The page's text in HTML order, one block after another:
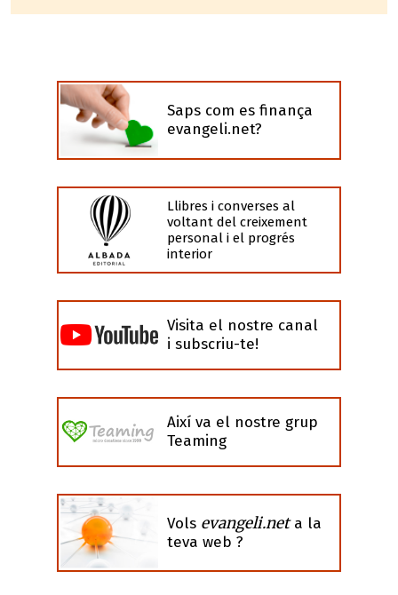
Saps com es finança
evangeli.net?
Llibres i converses al
voltant del creixement
personal i el progrés
interior
Visita el nostre canal
i subscriu-te!
Així va el nostre grup
Teaming
Vols evangeli.neta la
teva web ?